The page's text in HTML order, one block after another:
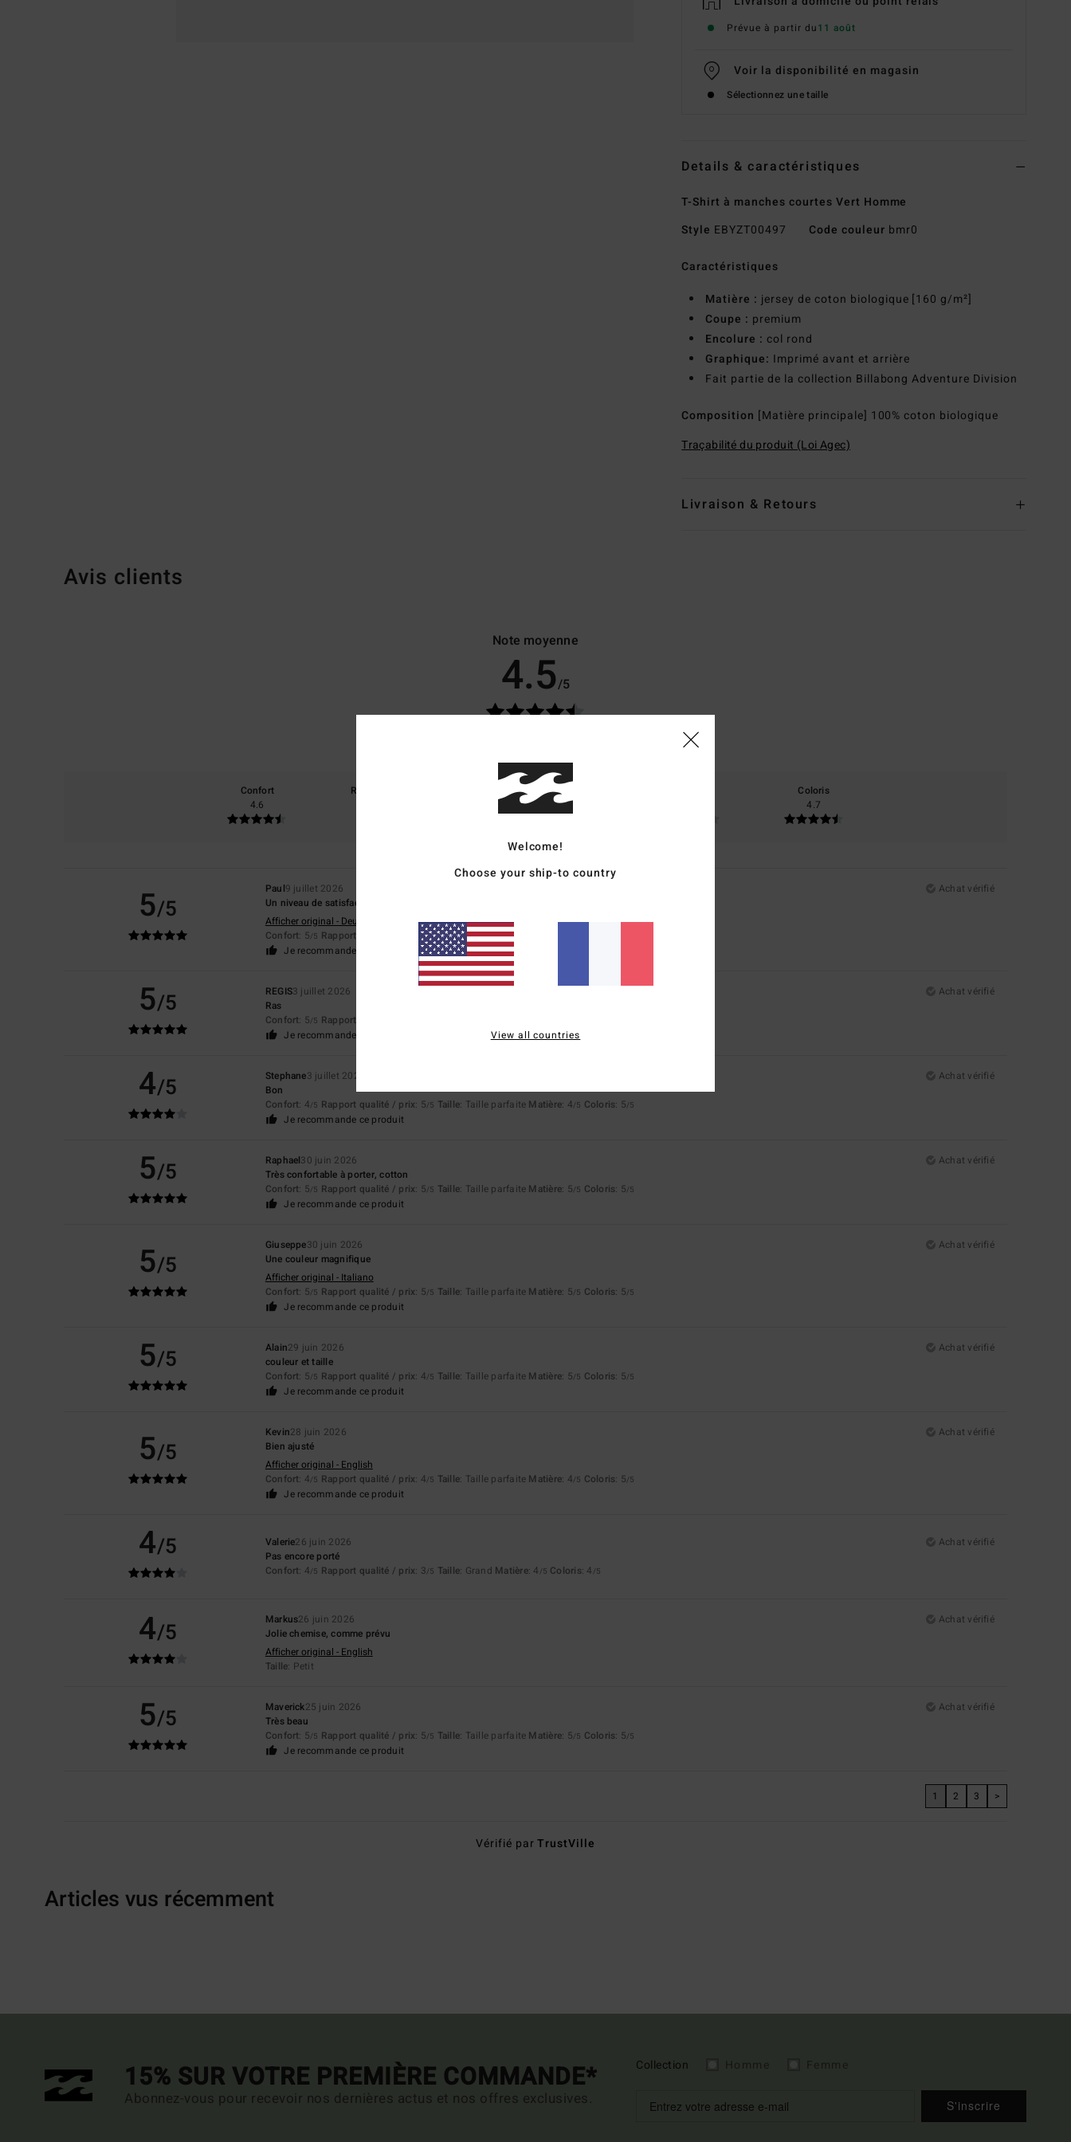
Prévue à partir du11 août
Voir la disponibilité en magasin
Sélectionnez une taille
Details & caractéristiques
T-Shirt à manches courtes Vert Homme
Style EBYZT00497 Code couleur bmr0
Caractéristiques
Matière : jersey de coton biologique [160 g/m²]
Coupe : premium
Encolure : col rond
Graphique: Imprimé avant et arrière
Fait partie de la collection Billabong Adventure Division
Composition [Matière principale] 100% coton biologique
Traçabilité du produit (Loi Agec)
Livraison & Retours
Avis clients
Note moyenne
4.5/5
Confort
4.6
Rapport qualité / prix
Taille
Trop petit Trop grand
Coloris
4.7
5/5
Paul9 juillet 2026
Achat vérifié
Un niveau de satisfaction élevé
Afficher original - Deutsch
Confort: 5/5 Rapport qualité / prix : 5/5 Taille: Taille parfaite
Je recommande ce produit
5/5 REGIS3 juillet 2026
Achat vérifié
Ras
Confort: 5/5 Rapport qualité / prix
Je recommande ce produit
4/5 Stephane3 juillet 2026
Achat vérifié
Bon
Confort: 4/5 Rapport qualité / prix: 5/5 Taille: Taille parfaite Matière: 4/5 Coloris: 5/5
Je recommande ce produit
5/5 Raphael30 juin 2026
Achat vérifié
Très confortable à porter, cotton
Confort: 5/5 Rapport qualité / prix: 5/5 Taille: Taille parfaite Matière: 5/5 Coloris: 5/5
Je recommande ce produit
5/5
Giuseppe30 juin 2026
Achat vérifié
Une couleur magnifique
Afficher original - Italiano
Confort: 5/5 Rapport qualité / prix: 5/5 Taille: Taille parfaite Matière: 5/5 Coloris: 5/5
Je recommande ce produit
5/5 Alain29 juin 2026
Achat vérifié
couleur et taille
Confort: 5/5 Rapport qualité / prix: 4/5 Taille: Taille parfaite Matière: 5/5 Coloris: 5/5
Je recommande ce produit
5/5
Kevin28 juin 2026
Achat vérifié
Bien ajusté
Afficher original - English
Confort: 4/5 Rapport qualité / prix: 4/5 Taille: Taille parfaite Matière: 4/5 Coloris: 5/5
Je recommande ce produit
4/5 Valerie26 juin 2026
Achat vérifié
Pas encore porté
Confort: 4/5 Rapport qualité / prix: 3/5 Taille: Grand Matière: 4 /5 Coloris: 4 /5
4/5 Markus26 juin 2026
Achat vérifié
Jolie chemise, comme prévu
Afficher original - English
Taille: Petit
5/5 Maverick25 juin 2026
Achat vérifié
Très beau
Confort: 5/5 Rapport qualité / prix: 5/5 Taille: Taille parfaite Matière: 5/5 Coloris: 5/5
Je recommande ce produit
1 2 3 >
Vérifié parTrustVille
Articles vus récemment
15% SUR VOTRE PREMIÈRE COMMANDE*
Abonnez-vous pour recevoir nos dernières actus et nos offres exclusives.
Collection
S'inscrire
Welcome!
Choose your ship-to country
View all countries